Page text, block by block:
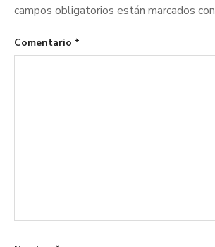
campos obligatorios están marcados con
Comentario *